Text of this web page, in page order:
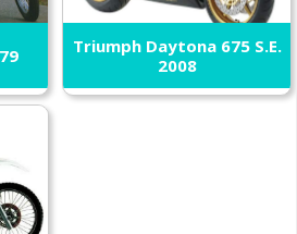
Triumph Daytona 675 S.E.
2008